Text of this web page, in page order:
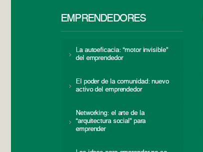
EMPRENDEDORES
La autoeficacia: “motor invisible”
del emprendedor
El poder de la comunidad: nuevo
activo del emprendedor
Networking: el arte de la
“arquitectura social” para
emprender